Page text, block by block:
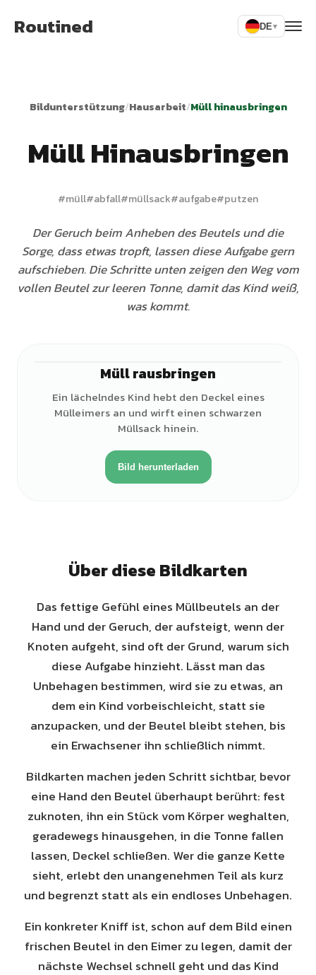
Routined DE▾
Bildunterstützung/Hausarbeit/Müll hinausbringen
Müll Hinausbringen
#müll#abfall#müllsack#aufgabe#putzen
Der Geruch beim Anheben des Beutels und die
Sorge, dass etwas tropft, lassen diese Aufgabe gern
aufschieben. Die Schritte unten zeigen den Weg vom
vollen Beutel zur leeren Tonne, damit das Kind weiß,
was kommt.
Müll rausbringen
Ein lächelndes Kind hebt den Deckel eines
Mülleimers an und wirft einen schwarzen
Müllsack hinein.
Bild herunterladen
Über diese Bildkarten
Das fettige Gefühl eines Müllbeutels an der
Hand und der Geruch, der aufsteigt, wenn der
Knoten aufgeht, sind oft der Grund, warum sich
diese Aufgabe hinzieht. Lässt man das
Unbehagen bestimmen, wird sie zu etwas, an
dem ein Kind vorbeischleicht, statt sie
anzupacken, und der Beutel bleibt stehen, bis
ein Erwachsener ihn schließlich nimmt.
Bildkarten machen jeden Schritt sichtbar, bevor
eine Hand den Beutel überhaupt berührt: fest
zuknoten, ihn ein Stück vom Körper weghalten,
geradewegs hinausgehen, in die Tonne fallen
lassen, Deckel schließen. Wer die ganze Kette
sieht, erlebt den unangenehmen Teil als kurz
und begrenzt statt als ein endloses Unbehagen.
Ein konkreter Kniff ist, schon auf dem Bild einen
frischen Beutel in den Eimer zu legen, damit der
nächste Wechsel schnell geht und das Kind